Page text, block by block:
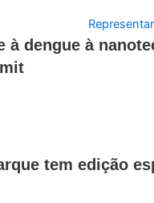
à dengue à
tem edição